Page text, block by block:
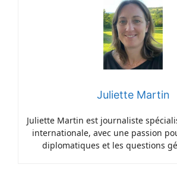
Juliette Martin
Juliette Martin est journaliste
internationale, avec une passion
diplomatiques et les questions